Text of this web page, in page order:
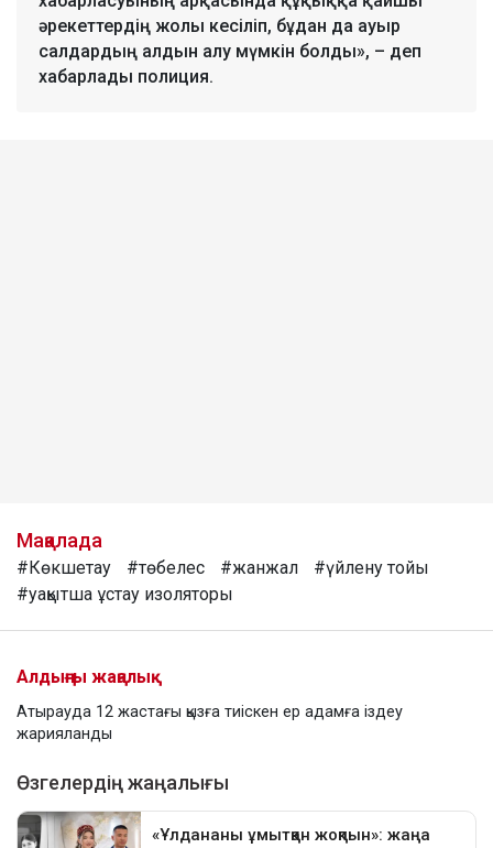
әрекеттердің жолы кесіліп, бұдан да ауыр
салдардың алдын алу мүмкін болды», – деп
хабарлады полиция.
Мақалада
#Көкшетау #төбелес #жанжал
#үйлену тойы
#уақытша ұстау изоляторы
Алдыңғы жаңалық
Атырауда 12 жастағы қызға тиіскен ер адамға іздеу
жарияланды